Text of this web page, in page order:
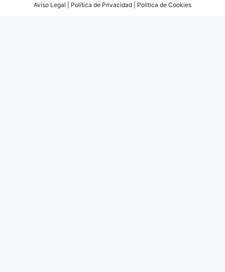
Aviso Legal Política de Privacidad Política de Cookies